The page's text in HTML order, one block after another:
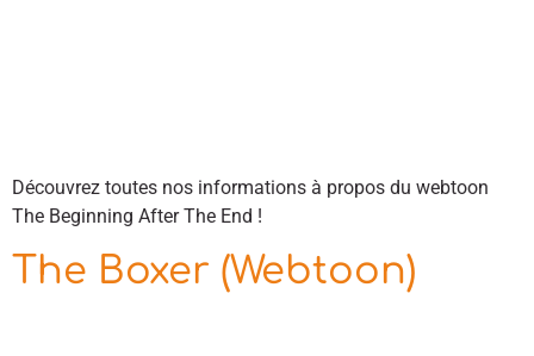
Découvrez toutes nos informations à propos du webtoon
The Beginning After The End !
The Boxer (Webtoon)